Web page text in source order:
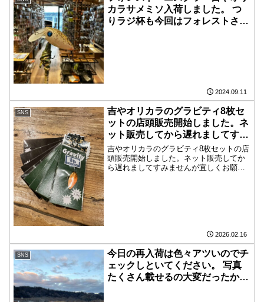
カラサメミソ入荷しました。 つ
りラジ杯も今回はフォレストさん
2024.09.11
SNS
吉やオリカラのグラビティ8枚セ
ットの店頭販売開始しました。ネ
ット販売してから遅れましてすみ
ませんが宜しくお願い致します。
吉やオリカラのグラビティ8枚セットの店
頭販売開始しました。ネット販売してか
ら遅れましてすみませんが宜しくお願い
2026.02.16
SNS
今日の再入荷は色々アツいのでチ
ェックしといてください。 写真
たくさん載せるの大変だったから